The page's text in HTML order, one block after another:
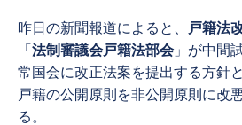
昨日の新聞報道によると、 戸籍法
「 法制審議会戸籍法部会」が中間
常国会に改正法案を提出する方針
戸籍の公開原則を非公開原則に改
る。